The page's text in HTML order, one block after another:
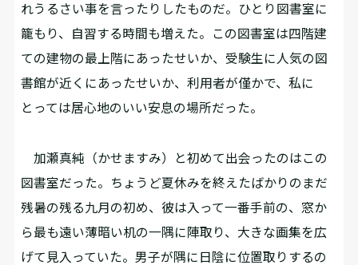
れうるさい事を言ったりしたものだ。ひとり図書室に
籠もり、自習する時間も増えた。この図書室は四階建
ての建物の最上階にあったせいか、受験生に人気の図
書館が近くにあったせいか、利用者が僅かで、私に
とっては居心地のいい安息の場所だった。
加瀬真純（かせますみ）と初めて出会ったのはこの
図書室だった。ちょうど夏休みを終えたばかりのまだ
残暑の残る九月の初め、彼は入って一番手前の、窓か
ら最も遠い薄暗い机の一隅に陣取り、大きな画集を広
げて見入っていた。男子が隅に日陰に位置取りするの